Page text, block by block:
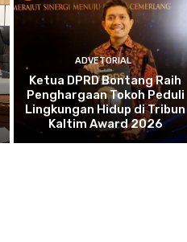
ADVETORIAL
Ketua DPRD Bontang Raih
Penghargaan Tokoh Peduli
Lingkungan Hidup di Tribun
Kaltim Award 2026